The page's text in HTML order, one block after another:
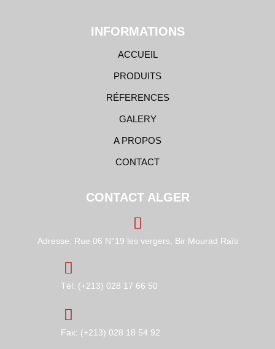
INFORMATIONS
ACCUEIL
PRODUITS
RÉFERENCES
GALERY
A PROPOS
CONTACT
CONTACT ALGER
Adresse: Rue 06 N°19 les vergers, Bir Mourad Raïs
Tél: (+213) 028 17 66 50
Fax: (+213) 028 18 54 92